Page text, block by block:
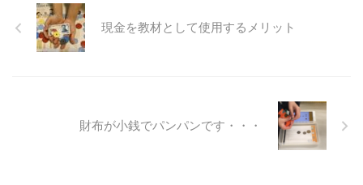
現金を教材として使用するメリット
財布が小銭でパンパンです・・・